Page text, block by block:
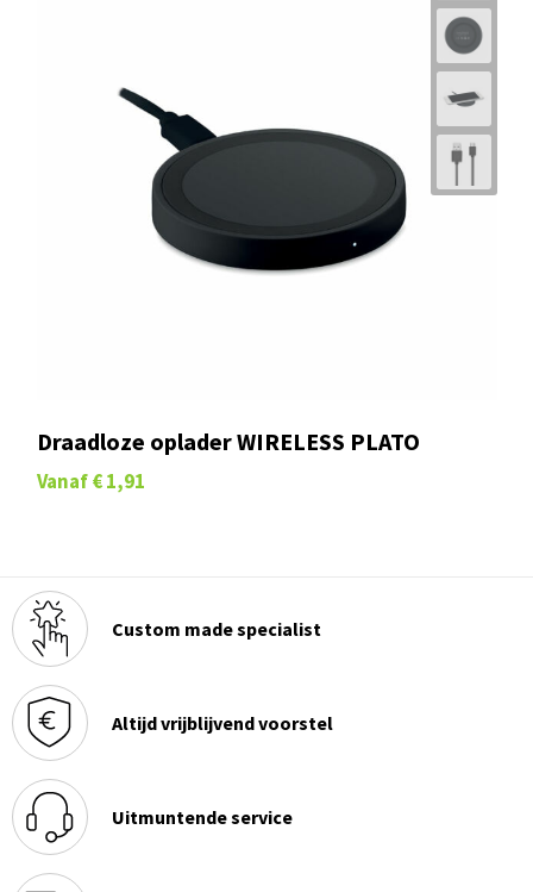
Draadloze oplader WIRELESS PLATO
Vanaf € 1,91
Custom made specialist
Altijd vrijblijvend voorstel
Uitmuntende service